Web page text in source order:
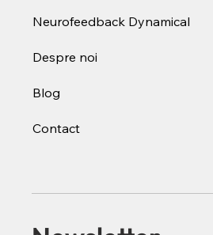
Neurofeedback Dynamical
Despre noi
Blog
Contact